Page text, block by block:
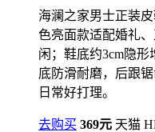
海澜之家男士正装
色亮面款适配婚礼
闲；鞋底约3cm隐
底防滑耐磨，后跟
日常好打理。
去购买 369元 天猫